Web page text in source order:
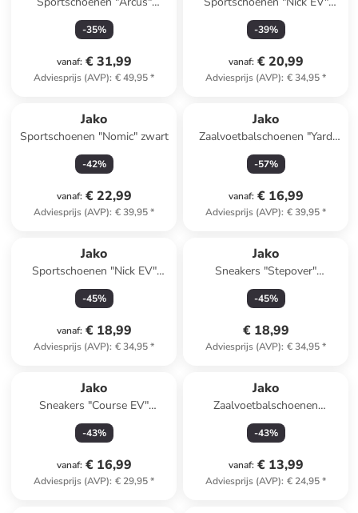
wit/grijs
-35%
vanaf: € 31,99
Adviesprijs (AVP): € 49,95*
roze/zwart
-39%
vanaf: € 20,99
Adviesprijs (AVP): € 34,95*
Jako
Sportschoenen "Nomic" zwart
-42%
vanaf: € 22,99
Adviesprijs (AVP): € 39,95*
Jako
Zaalvoetbalschoenen "Yard
Pro" wit
-57%
vanaf: € 16,99
Adviesprijs (AVP): € 39,95*
Jako
Sportschoenen "Nick EV"
zwart/grijs
-45%
vanaf: € 18,99
Adviesprijs (AVP): € 34,95*
Jako
Sneakers "Stepover"
wit/groen
-45%
€ 18,99
Adviesprijs (AVP): € 34,95*
Jako
Sneakers "Course EV"
zilverkleurig/goudkleurig
-43%
vanaf: € 16,99
Adviesprijs (AVP): € 29,95*
Jako
Zaalvoetbalschoenen
"Winger" roze
-43%
vanaf: € 13,99
Adviesprijs (AVP): € 24,95*